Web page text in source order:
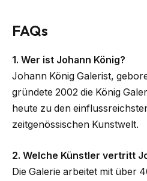
FAQs
1. Wer ist Johann König?
Johann König Galerist,
gründete 2002 die König
heute zu den
zeitgenössischen Kunstwelt.
2. Welche Künstler vertritt
Die Galerie arbeitet mit über